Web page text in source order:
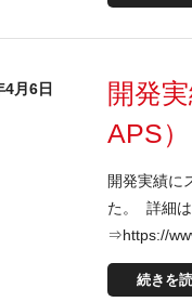
4月6日
開発
APS）
開発実績に
た。 詳細
⇒https://
続きを